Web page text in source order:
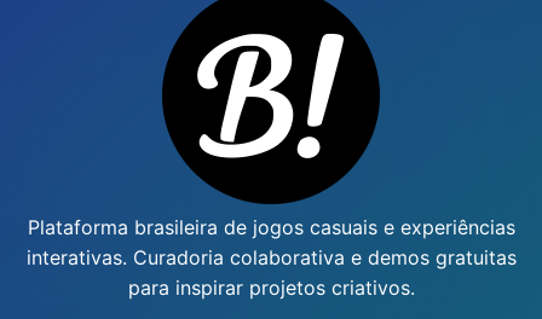
Plataforma brasileira de jogos casuais e experiências
interativas. Curadoria colaborativa e demos gratuitas
para inspirar projetos criativos.